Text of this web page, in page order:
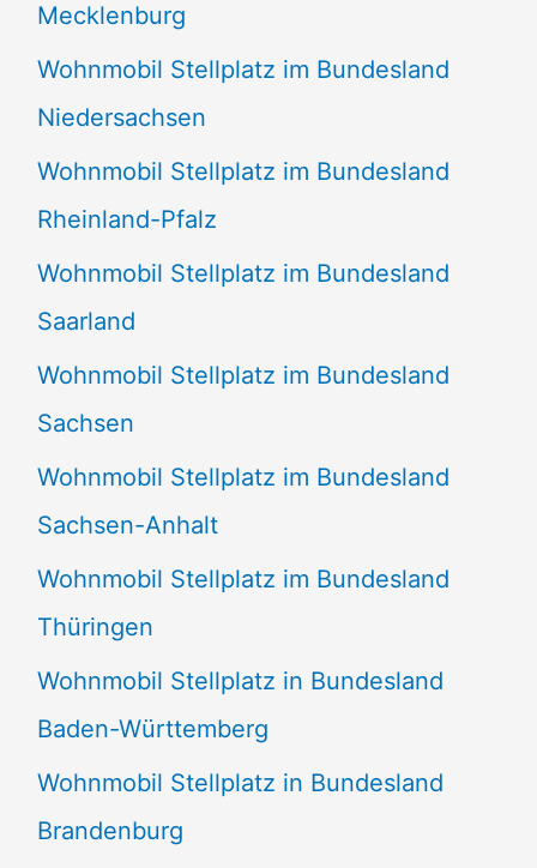
Mecklenburg
Wohnmobil Stellplatz im Bundesland
Niedersachsen
Wohnmobil Stellplatz im Bundesland
Rheinland-Pfalz
Wohnmobil Stellplatz im Bundesland
Saarland
Wohnmobil Stellplatz im Bundesland
Sachsen
Wohnmobil Stellplatz im Bundesland
Sachsen-Anhalt
Wohnmobil Stellplatz im Bundesland
Thüringen
Wohnmobil Stellplatz in Bundesland
Baden-Württemberg
Wohnmobil Stellplatz in Bundesland
Brandenburg